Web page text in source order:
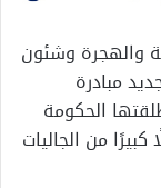
والهجرة وشئون
مبادرة
الحكومة
كبيرًا من الجاليات